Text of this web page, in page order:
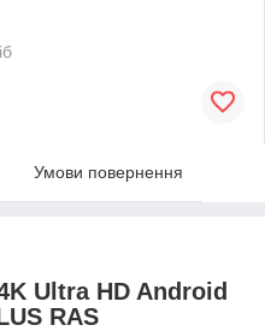
Умови повернення
Ultra HD Android
RAS